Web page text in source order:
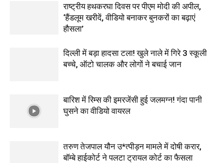
राष्ट्रीय हथकरघा दिवस पर पीएम मोदी की अपील,
‘हैंडलूम खरीदें, वीडियो बनाकर बुनकरों का बढ़ाएं
हौसला’
दिल्ली में बड़ा हादसा टला! खुले नाले में गिरे 3 स्कूली
बच्चे, ऑटो चालक और लोगों ने बचाई जान
बारिश में रिम्स की इमरजेंसी हुई जलमग्न! गंदा पानी
घुसने का वीडियो वायरल
तरुण तेजपाल यौन उ*त्पीड़न मामले में दोषी करार,
बॉम्बे हाईकोर्ट ने पलटा ट्रायल कोर्ट का फैसला